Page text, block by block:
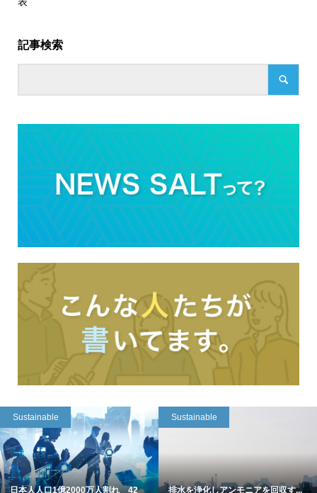
記事検索
Sustainable
日本人人口1億2000万人割れ 42
Sustainable
排水を浄化しアンモニアを回収す...